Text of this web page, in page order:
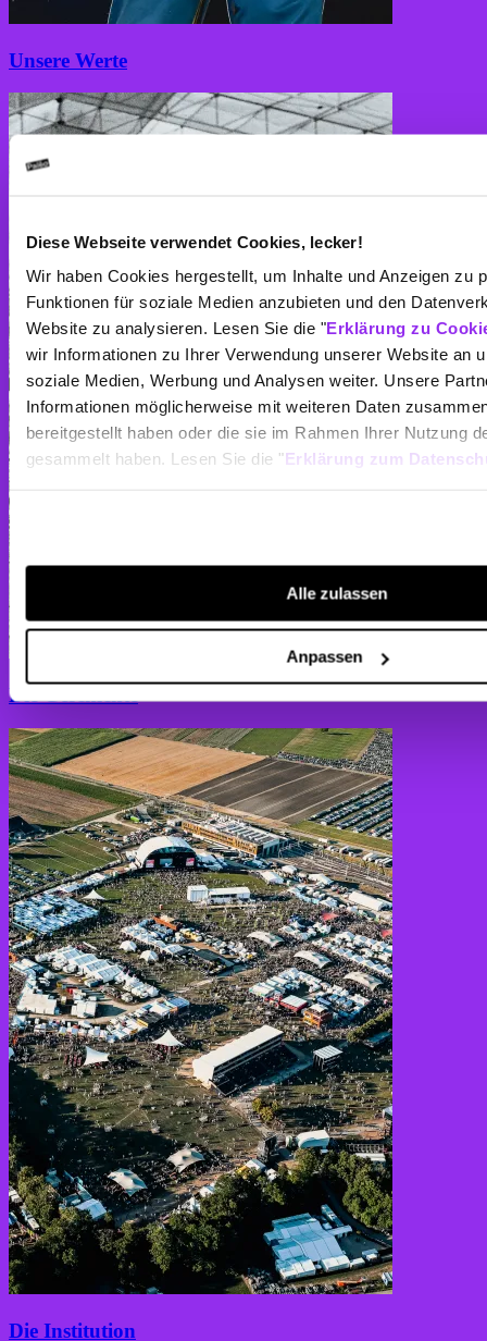
Diese Webseite verwendet Cookies, lecker!
Wir haben Cookies hergestellt, um Inhalte und Anzeigen zu
Funktionen für soziale Medien anzubieten und den
Website zu analysieren. Lesen Sie die "Erklärung zu
wir Informationen zu Ihrer Verwendung unserer Website an
soziale Medien, Werbung und Analysen weiter. Unsere
Informationen möglicherweise mit weiteren Daten
bereitgestellt haben oder die sie im Rahmen Ihrer Nutzung
gesammelt haben. Lesen Sie die "Erklärung zum
Alle zulassen
Anpassen
Unsere Werte
Die Geschichte
Die Institution